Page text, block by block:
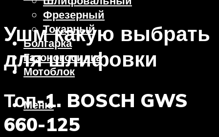
Фрезерный
Токарный
Болгарка
Газонокосилка
Мотоблок
Меню
Ушм какую выбрать
для шлифовки
Топ-1. BOSCH GWS
660-125